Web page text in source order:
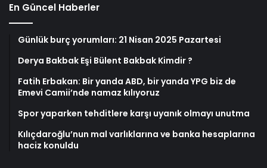
En Güncel Haberler
Günlük burç yorumları: 21 Nisan 2025 Pazartesi
Derya Bakbak Eşi Bülent Bakbak Kimdir ?
Fatih Erbakan: Bir yanda ABD, bir yanda YPG biz de
Emevi Camii’nde namaz kılıyoruz
Spor yaparken tehditlere karşı uyanık olmayı unutma
Kılıçdaroğlu’nun mal varlıklarına ve banka hesaplarına
haciz konuldu